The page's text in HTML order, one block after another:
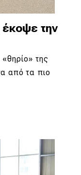
την
της
από τα πιο